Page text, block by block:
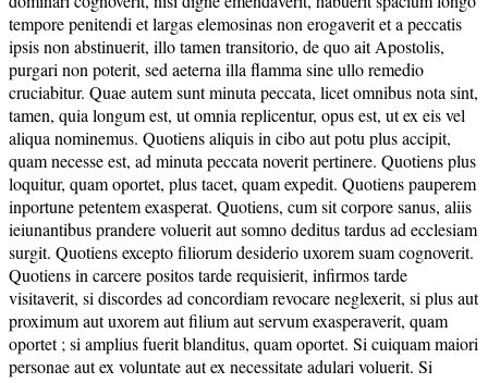
tempore penitendi et largas elemosinas non erogaverit et a peccatis
ipsis non abstinuerit, illo tamen transitorio, de quo ait Apostolis,
purgari non poterit, sed aeterna illa flamma sine ullo remedio
cruciabitur. Quae autem sunt minuta peccata, licet omnibus nota sint,
tamen, quia longum est, ut omnia replicentur, opus est, ut ex eis vel
aliqua nominemus. Quotiens aliquis in cibo aut potu plus accipit,
quam necesse est, ad minuta peccata noverit pertinere. Quotiens plus
loquitur, quam oportet, plus tacet, quam expedit. Quotiens pauperem
inportune petentem exasperat. Quotiens, cum sit corpore sanus, aliis
ieiunantibus prandere voluerit aut somno deditus tardus ad ecclesiam
surgit. Quotiens excepto filiorum desiderio uxorem suam cognoverit.
Quotiens in carcere positos tarde requisierit, infirmos tarde
visitaverit, si discordes ad concordiam revocare neglexerit, si plus aut
proximum aut uxorem aut filium aut servum exasperaverit, quam
oportet ; si amplius fuerit blanditus, quam oportet. Si cuiquam maiori
personae aut ex voluntate aut ex necessitate adulari voluerit. Si